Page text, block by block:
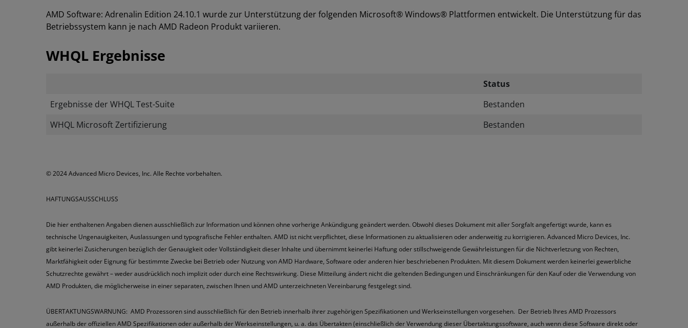
AMD Software: Adrenalin Edition 24.10.1 wurde zur Unterstützung der folgenden Microsoft® Windows® Plattformen entwickelt. Die Unterstützung für das
Betriebssystem kann je nach AMD Radeon Produkt variieren.
WHQL Ergebnisse
Status
Ergebnisse der WHQL Test-Suite
Bestanden
WHQL Microsoft Zertifizierung
Bestanden
© 2024 Advanced Micro Devices, Inc. Alle Rechte vorbehalten.
HAFTUNGSAUSSCHLUSS
Die hier enthaltenen Angaben dienen ausschließlich zur Information und können ohne vorherige Ankündigung geändert werden. Obwohl dieses Dokument mit aller Sorgfalt angefertigt wurde, kann es
technische Ungenauigkeiten, Auslassungen und typografische Fehler enthalten. AMD ist nicht verpflichtet, diese Informationen zu aktualisieren oder anderweitig zu korrigieren. Advanced Micro Devices, Inc.
gibt keinerlei Zusicherungen bezüglich der Genauigkeit oder Vollständigkeit dieser Inhalte und übernimmt keinerlei Haftung oder stillschweigende Gewährleistungen für die Nichtverletzung von Rechten,
Marktfähigkeit oder Eignung für bestimmte Zwecke bei Betrieb oder Nutzung von AMD Hardware, Software oder anderen hier beschriebenen Produkten. Mit diesem Dokument werden keinerlei gewerbliche
Schutzrechte gewährt – weder ausdrücklich noch implizit oder durch eine Rechtswirkung. Diese Mitteilung ändert nicht die geltenden Bedingungen und Einschränkungen für den Kauf oder die Verwendung von
AMD Produkten, die möglicherweise in einer separaten, zwischen Ihnen und AMD unterzeichneten Vereinbarung festgelegt sind.
ÜBERTAKTUNGSWARNUNG: AMD Prozessoren sind ausschließlich für den Betrieb innerhalb ihrer zugehörigen Spezifikationen und Werkseinstellungen vorgesehen. Der Betrieb Ihres AMD Prozessors
außerhalb der offiziellen AMD Spezifikationen oder außerhalb der Werkseinstellungen, u. a. das Übertakten (einschließlich der Verwendung dieser Übertaktungssoftware, auch wenn diese Software direkt oder